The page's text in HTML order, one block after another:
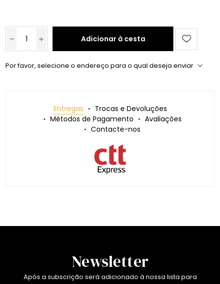
Adicionar à cesta
Por favor, selecione o endereço para o qual deseja enviar
Entregas
Trocas e Devoluções
Métodos de Pagamento
Avaliações
Contacte-nos
Newsletter
Após a subscrição será adicionado à nossa lista para